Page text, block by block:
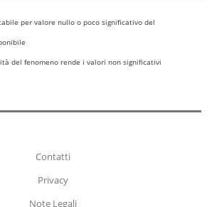
per valore nullo o poco significativo del
del fenomeno rende i valori non significativi
Contatti
Privacy
Note Legali